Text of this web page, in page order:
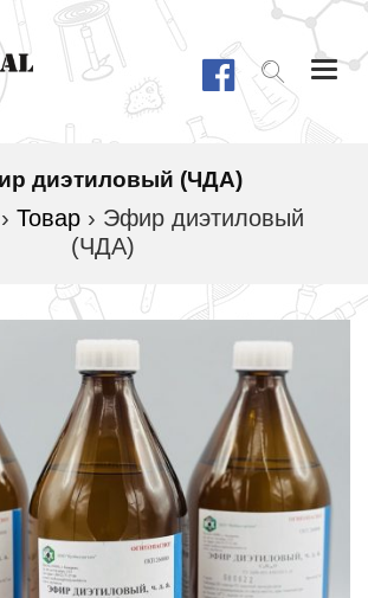
диэтиловый (ЧДА)
› Товар › Эфир диэтиловый
(ЧДА)